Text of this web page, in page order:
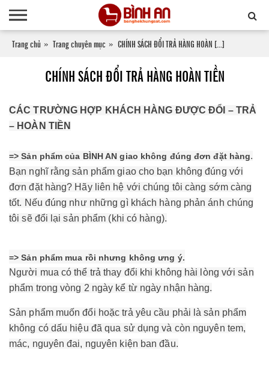
Trang chủ Trang chuyên mục CHÍNH SÁCH ĐỔI TRẢ HÀNG HOÀN [...]
CHÍNH SÁCH ĐỔI TRẢ HÀNG HOÀN TIỀN
CÁC TRƯỜNG HỢP KHÁCH HÀNG ĐƯỢC ĐỔI – TRẢ
– HOÀN TIỀN
=> Sản phẩm của BÌNH AN giao không đúng đơn đặt hàng.
Bạn nghĩ rằng sản phẩm giao cho bạn không đúng với
đơn đặt hàng? Hãy liên hệ với chúng tôi càng sớm càng
tốt. Nếu đúng như những gì khách hàng phản ánh chúng
tôi sẽ đổi lại sản phẩm (khi có hàng).
=> Sản phẩm mua rồi nhưng không ưng ý.
Người mua có thể trả thay đổi khi không hài lòng với sản
phẩm trong vòng 2 ngày kể từ ngày nhận hàng.
Sản phẩm muốn đổi hoặc trả yêu cầu phải là sản phẩm
không có dấu hiệu đã qua sử dụng và còn nguyên tem,
mác, nguyên đai, nguyên kiện ban đầu.